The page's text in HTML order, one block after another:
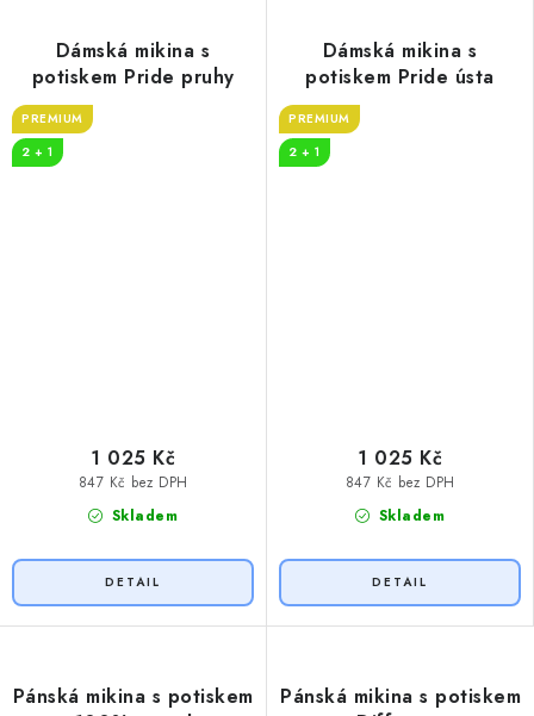
Dámská mikina s
potiskem Pride pruhy
PREMIUM
2 + 1
Skladem
847 Kč bez DPH
1 025 Kč
Dámská mikina s
potiskem Pride ústa
PREMIUM
2 + 1
Skladem
847 Kč bez DPH
1 025 Kč
Pánská mikina s potiskem
Pánská mikina s potiskem